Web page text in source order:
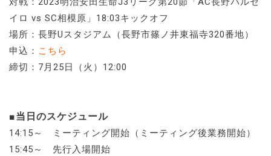
イロ vs SC相模原」18:03キックオフ
場所：長野Uスタジアム（長野市篠ノ井東福寺320番地）
申込： こちら
締切：7月25日（火）12:00
■当日のスケジュール
14:15～ ミーティング開始（ミーティング後業務開始）
15:45～ 先行入場開始